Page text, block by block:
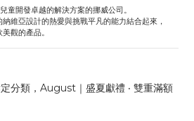
童開發卓越的解決方案的挪威公司。
維亞設計的熱愛與挑戰平凡的能力結合起來，
觀的產品。
分類，August｜盛夏獻禮 ‧ 雙重滿額